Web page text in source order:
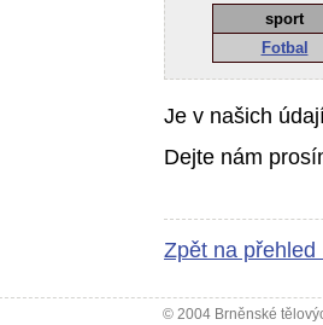
sport
Fotbal
Je v našich
Dejte nám
Zpět na přehled
© 2004 Brněnské